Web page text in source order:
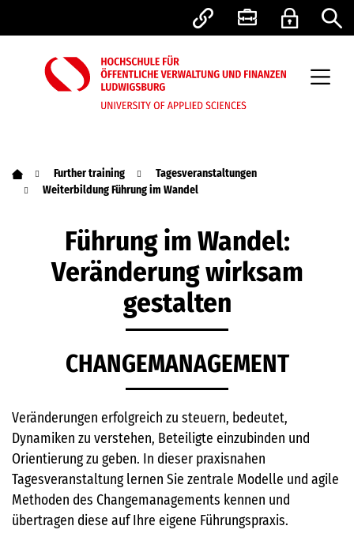
Further training
Tagesveranstaltungen
Weiterbildung Führung im Wandel
Führung im Wandel:
Veränderung wirksam
gestalten
CHANGEMANAGEMENT
Veränderungen erfolgreich zu steuern, bedeutet,
Dynamiken zu verstehen, Beteiligte einzubinden und
Orientierung zu geben. In dieser praxisnahen
Tagesveranstaltung lernen Sie zentrale Modelle und agile
Methoden des Changemanagements kennen und
übertragen diese auf Ihre eigene Führungspraxis.